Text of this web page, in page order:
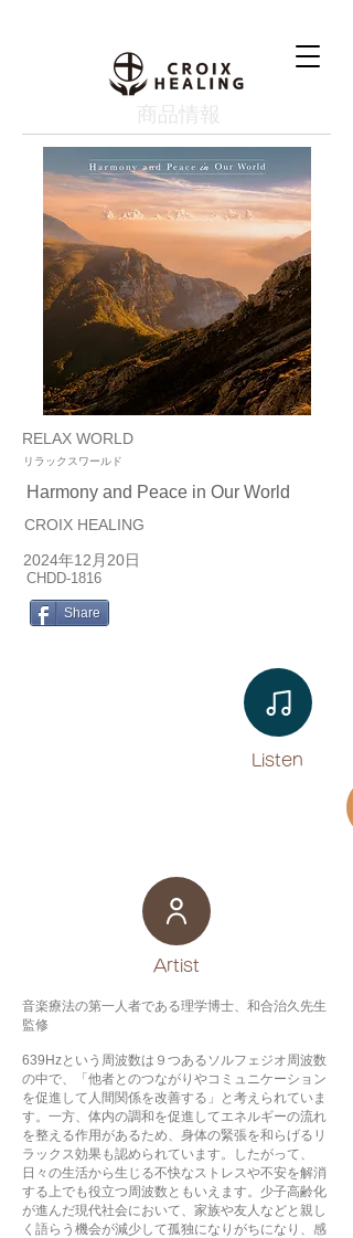
​商品情報
RELAX WORLD
リラックスワールド
Harmony and Peace in Our World
CROIX HEALING
2024年12月20日
CHDD-1816
Share
Listen​
​Artist
音楽療法の第一人者である理学博士、和合治久先生
監修
639Hzという周波数は９つあるソルフェジオ周波数
の中で、「他者とのつながりやコミュニケーション
を促進して人間関係を改善する」と考えられていま
す。一方、体内の調和を促進してエネルギーの流れ
を整える作用があるため、身体の緊張を和らげるリ
ラックス効果も認められています。したがって、
日々の生活から生じる不快なストレスや不安を解消
する上でも役立つ周波数ともいえます。少子高齢化
が進んだ現代社会において、家族や友人などと親し
く語らう機会が減少して孤独になりがちになり、感